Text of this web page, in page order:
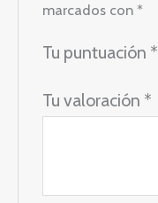
marcados con*
Tu puntuación *
Tu valoración *